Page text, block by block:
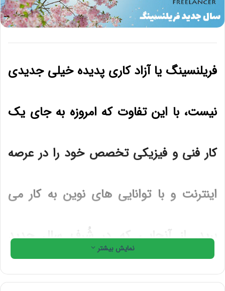
فریلنسینگ یا آزاد کاری پدیده خیلی جدیدی
نیست، با این تفاوت که امروزه به جای یک
کار فنی و فیزیکی تخصص خود را در عرصه
اینترنت و با توانایی های نوین به کار می
برید. از آنجایی که در شُرف سال جدید
شمسی هستیم و سال نو میلادی را پشت سر
نمایش بیشتر